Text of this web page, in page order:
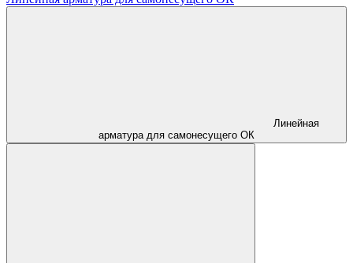
Линейная
арматура для самонесущего ОК